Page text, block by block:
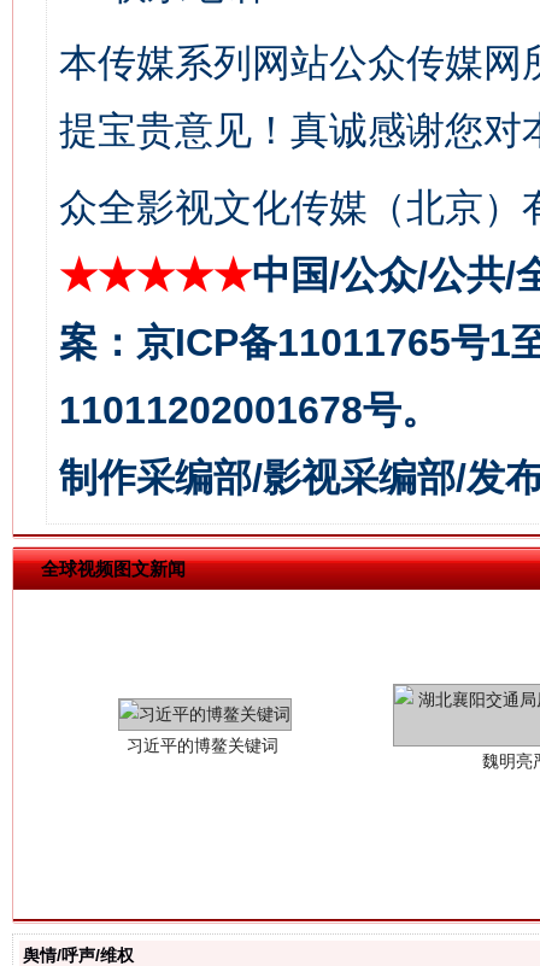
本传媒系列网站公众传媒
提宝贵意见！真诚感谢您
众全影视文化传媒（北京）
★★★★★中国/公众/公共/
案：京ICP备11011765号1
11011202001678号。
制作采编部/影视采编部/发
全球视频图文新闻
在谋一域中谋全局
今
“刷贴”乱象丛生
生
舆情/呼声/维权